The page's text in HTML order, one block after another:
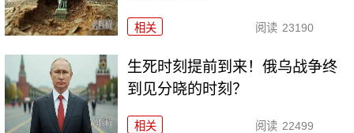
相关 阅读 23190
生死时刻提前到来！俄乌战争终
到见分晓的时刻？
相关 阅读 22499